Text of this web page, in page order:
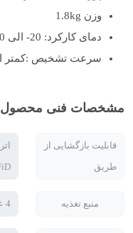
وزن 1.8kg
دمای کارکرد: 20- الی 60 درجه سانتیگراد
سرعت تشخیص :کمتر از 0.5
مشخصات فنی محصول
قابلیت بازگشایی از
طریق
منبع تغذیه 4 عدد باتری قلمی